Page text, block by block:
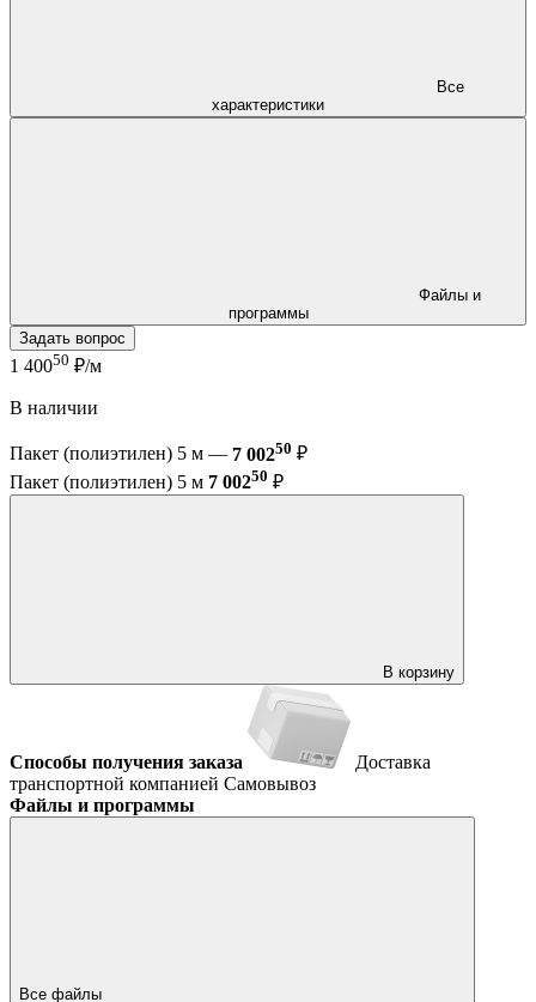
характеристики
программы
Задать вопрос
1 40050 ₽/м
В наличии
Пакет (полиэтилен) 5 м — 7 00250 ₽
Пакет (полиэтилен) 5 м 7 00250 ₽
В корзину
Способы получения заказа
Доставка
транспортной компанией Самовывоз
Файлы и программы
Все файлы